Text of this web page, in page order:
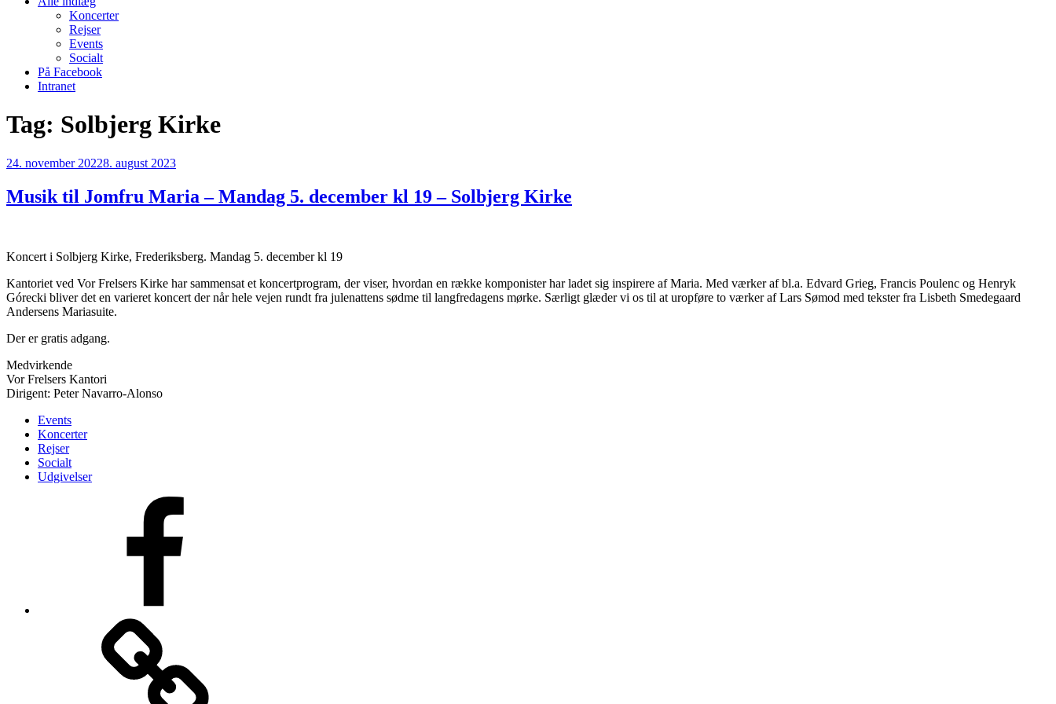
Koncerter
Rejser
Events
Socialt
På Facebook
Intranet
Tag: Solbjerg Kirke
Udgivet
24. november 20228. august 2023
Musik til Jomfru Maria – Mandag 5. december kl 19 – Solbjerg Kirke
Koncert i Solbjerg Kirke, Frederiksberg. Mandag 5. december kl 19
Kantoriet ved Vor Frelsers Kirke har sammensat et koncertprogram, der viser, hvordan en række komponister har ladet sig inspirere af Maria. Med værker af bl.a. Edvard Grieg, Francis Poulenc og Henryk
Górecki bliver det en varieret koncert der når hele vejen rundt fra julenattens sødme til langfredagens mørke. Særligt glæder vi os til at uropføre to værker af Lars Sømod med tekster fra Lisbeth Smedegaard
Andersens Mariasuite.
Der er gratis adgang.
Medvirkende
Vor Frelsers Kantori
Dirigent: Peter Navarro-Alonso
Events
Koncerter
Rejser
Socialt
Udgivelser